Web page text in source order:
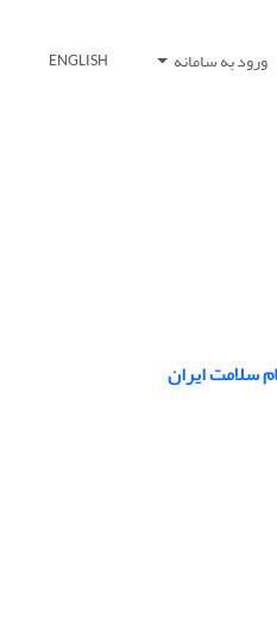
ورود به سامانه ENGLISH
سلامت ایران